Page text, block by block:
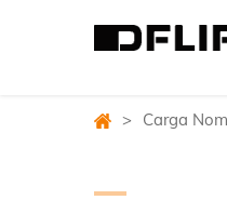
> Carga